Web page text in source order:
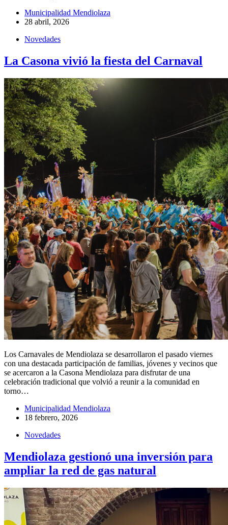
Municipalidad Mendiolaza
28 abril, 2026
Novedades
La Casona vivió la fiesta del Carnaval
Los Carnavales de Mendiolaza se desarrollaron el pasado viernes
con una destacada participación de familias, jóvenes y vecinos que
se acercaron a la Casona Mendiolaza para disfrutar de una
celebración tradicional que volvió a reunir a la comunidad en
torno…
Municipalidad Mendiolaza
18 febrero, 2026
Novedades
Mendiolaza gestionó una inversión para
ampliar la red de gas natural